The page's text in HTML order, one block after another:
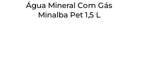
Água Mineral Com Gás
Minalba Pet 1,5 L